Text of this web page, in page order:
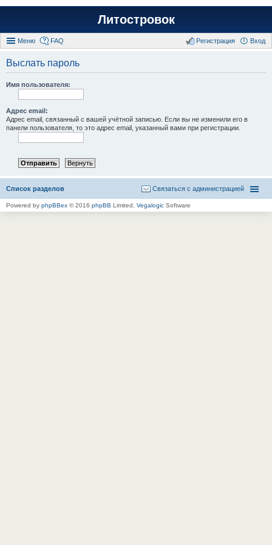
Литостровок
Меню FAQ Вход
Регистрация
Выслать пароль
Имя пользователя:
Адрес email:
Адрес email, связанный с вашей учётной записью. Если вы не изменили его в
панели пользователя, то это адрес email, указанный вами при регистрации.
Список разделов Связаться с администрацией
Powered by phpBBex © 2016 phpBB Limited, Vegalogic Software